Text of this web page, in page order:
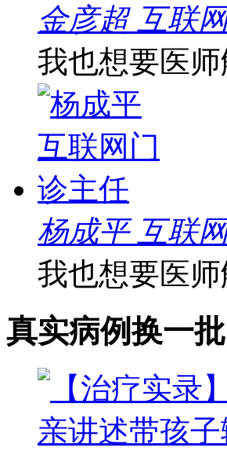
金彦超 互联
我也想要医
杨成平 互联
我也想要医
真实病例换一批